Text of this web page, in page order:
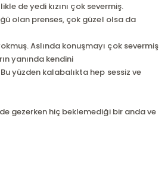
de yedi kızını çok severmiş.
olan prenses, çok güzel olsa da
Aslında konuşmayı çok severmiş
yanında kendini
yüzden kalabalıkta hep sessiz ve
gezerken hiç beklemediği bir anda ve